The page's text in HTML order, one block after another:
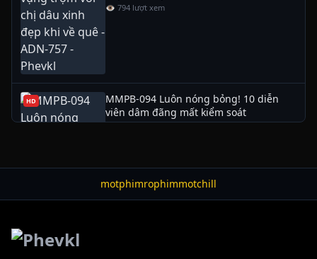
👁 794 lượt xem
HD
00:30
MMPB-094 Luôn nóng bỏng! 10 diễn
viên dâm đãng mất kiểm soát
HD
Sếp già dê, chuốc rượu say, đụ nữ nhân
motphimrophimmotchill